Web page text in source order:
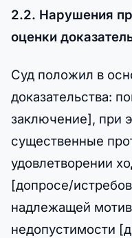
2.2. Нарушения
оценки
Суд положил в
доказательства:
заключение], при
существенные
удовлетворении
[допросе/
надлежащей
недопустимости